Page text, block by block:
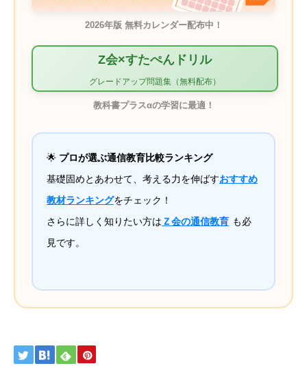
2026年版 無料カレンダー配布中！
Z会×すたぺんドリル
グレードアップ問題集（無料配布）
教科書プラスαの学習に最適！
🌟 プロが選ぶ通信教育比較ランキング
基礎固めとあわせて、考える力を伸ばすおすすめ
教材ランキングをチェック！
さらに詳しく知りたい方は Ｚ会の通信教育 も必
見です。